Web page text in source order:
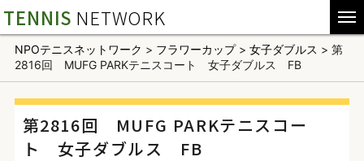
TENNIS NETWORK
NPOテニスネットワーク > フラワーカップ> 女子ダブルス > 第
2816回 MUFG PARKテニスコート 女子ダブルス FB
第2816回 MUFG PARKテニスコー
ト 女子ダブルス FB